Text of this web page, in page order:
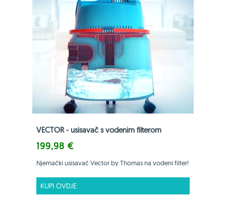
VECTOR - usisavač s vodenim filterom
199,98 €
Njemački usisavač Vector by Thomas na vodeni filter!
KUPI OVDJE